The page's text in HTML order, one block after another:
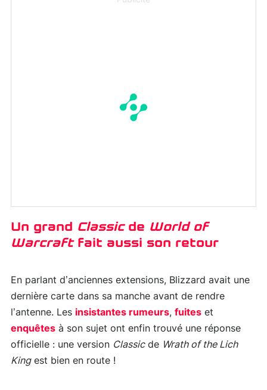
Un grand Classicde World of
Warcraftfait aussi son retour
En parlant d’anciennes extensions, Blizzard avait une
dernière carte dans sa manche avant de rendre
l’antenne. Les insistantes rumeurs, fuites et
enquêtes à son sujet ont enfin trouvé une réponse
officielle : une version Classicde Wrath of the Lich
Kingest bien en route !